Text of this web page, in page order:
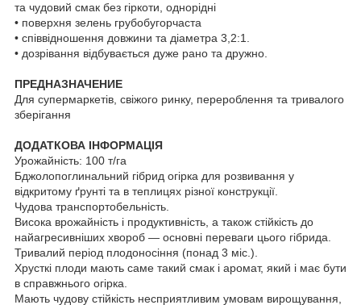
та чудовий смак без гіркоти, однорідні
• поверхня зелень грубобугорчаста
• співвідношення довжини та діаметра 3,2:1.
• дозрівання відбувається дуже рано та дружно.
ПРЕДНАЗНАЧЕНИЕ
Для супермаркетів, свіжого ринку, перероблення та тривалого
зберігання
ДОДАТКОВА ІНФОРМАЦІЯ
Урожайність: 100 т/га
Бджолопоглинальний гібрид огірка для розвивання у
відкритому ґрунті та в теплицях різної конструкції.
Чудова транспортобельність.
Висока врожайність і продуктивність, а також стійкість до
найагресивніших хвороб — основні переваги цього гібрида.
Тривалий період плодоносіння (понад 3 міс.).
Хрусткі плоди мають саме такий смак і аромат, який і має бути
в справжнього огірка.
Мають чудову стійкість несприятливим умовам вирощування,